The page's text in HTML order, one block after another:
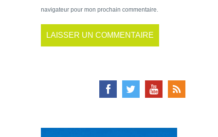
navigateur pour mon prochain commentaire.